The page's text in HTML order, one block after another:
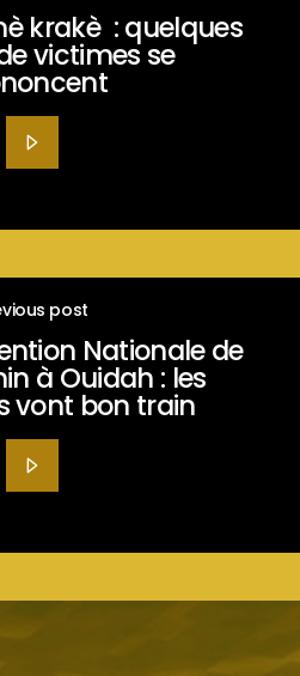
krakè : quelques
victimes se
post
Nationale de
à Ouidah : les
vont bon train